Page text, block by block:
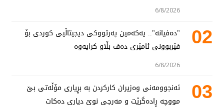
6/8/2026
02
"دەفیانە".. یەکەمین پەرتووکی دیجیتاڵیی کوردی بۆ
فێربوونی ئامێری دەف بڵاو کرایەوە
6/8/2026
03
ئەنجوومەنی وەزیران کارکردن بە بڕیاری مۆڵەتی بێ
مووچە ڕادەگرێت و مەرجی نوێ دیاری دەکات